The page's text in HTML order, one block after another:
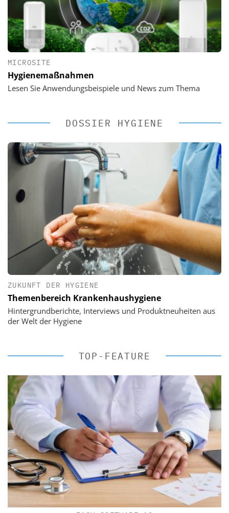
MICROSITE
Hygienemaßnahmen
Lesen Sie Anwendungsbeispiele und News zum Thema
DOSSIER HYGIENE
ZUKUNFT DER HYGIENE
Themenbereich Krankenhaushygiene
Hintergrundberichte, Interviews und Produktneuheiten aus
der Welt der Hygiene
TOP-FEATURE